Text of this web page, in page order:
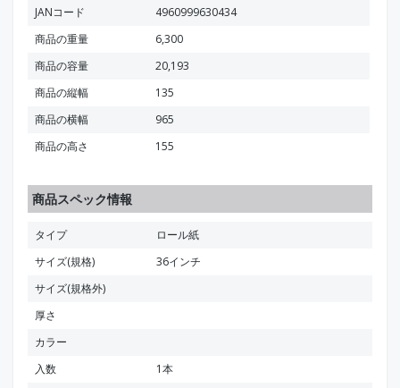
JANコード
4960999630434
商品の重量
6,300
商品の容量
20,193
商品の縦幅
135
商品の横幅
965
商品の高さ
155
商品スペック情報
タイプ
ロール紙
サイズ(規格)
36インチ
サイズ(規格外)
厚さ
カラー
入数
1本